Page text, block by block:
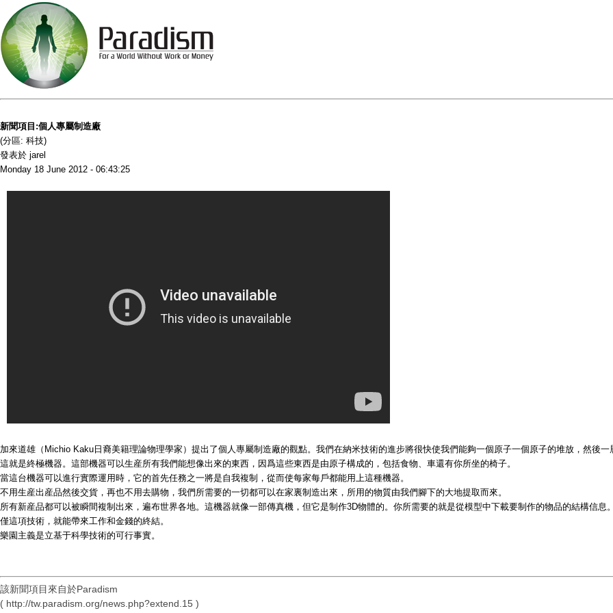
新聞項目:個人專屬制造廠
(分區: 科技)
發表於 jarel
Monday 18 June 2012 - 06:43:25
加來道雄（Michio Kaku日裔美籍理論物理學家）提出了個人專屬制造廠的觀點。我們在納米技術的進步將很快使我們能夠一個原子一個原子的堆放，然後一
這就是終極機器。這部機器可以生産所有我們能想像出來的東西，因爲這些東西是由原子構成的，包括食物、車還有你所坐的椅子。
當這台機器可以進行實際運用時，它的首先任務之一將是自我複制，從而使每家每戶都能用上這種機器。
不用生産出産品然後交貨，再也不用去購物，我們所需要的一切都可以在家裏制造出來，所用的物質由我們腳下的大地提取而來。
所有新産品都可以被瞬間複制出來，遍布世界各地。這機器就像一部傳真機，但它是制作3D物體的。你所需要的就是從模型中下載要制作的物品的結構信息。
僅這項技術，就能帶來工作和金錢的終結。
樂園主義是立基于科學技術的可行事實。
該新聞項目來自於Paradism
( http://tw.paradism.org/news.php?extend.15 )